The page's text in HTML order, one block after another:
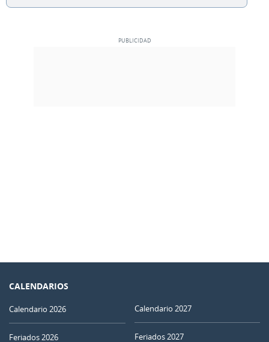
CALENDARIOS
Calendario 2026
Feriados 2026
Calendario 2027
Feriados 2027